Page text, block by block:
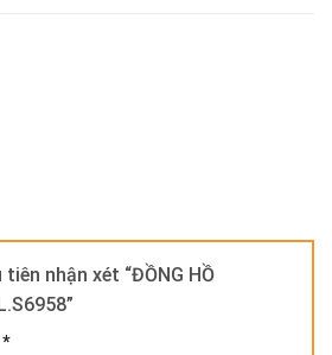
nhận xét “ĐỒNG HỒ
*